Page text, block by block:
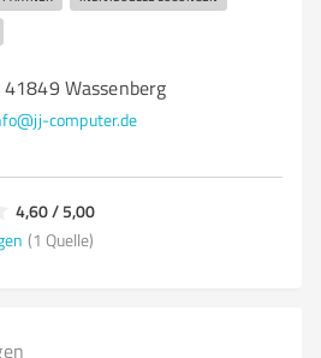
Wassenberg
computer.de
4,60 / 5,00
(1 Quelle)